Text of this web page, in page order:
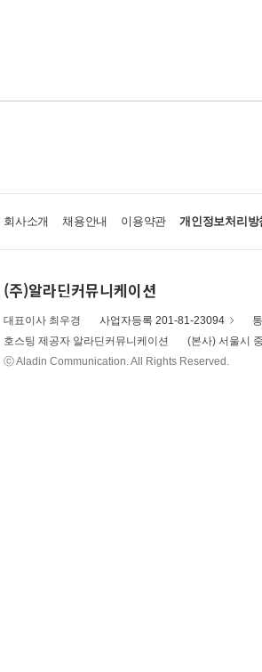
회사소개 채용안내 이용약관 개인정보처리방
(주)알라딘커뮤니케이션
대표이사 최우경 사업자등록 201-81-23094
호스팅 제공자 알라딘커뮤니케이션
(본사) 서울시
ⓒ Aladin Communication. All Rights Reserved.